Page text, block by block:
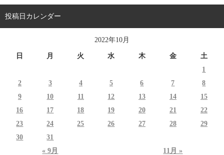
投稿日カレンダー
2022年10月
日 月 火 水 木 金 土
« 9月 11月 »
1
2
3 4 5 6 7
8
9
10 11 12 13 14
15
16
17 18 19 20 21
22
23
24 25 26 27 28
29
30
31